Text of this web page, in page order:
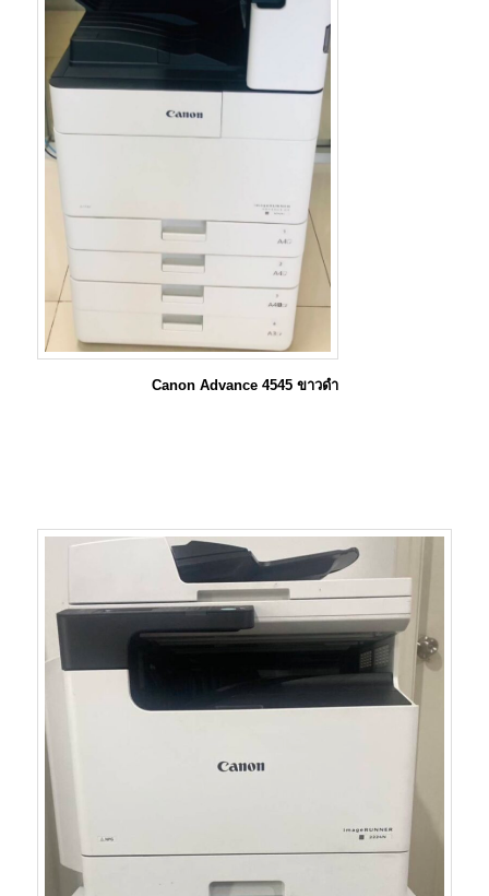
Canon Advance 4545 ขาวดำ